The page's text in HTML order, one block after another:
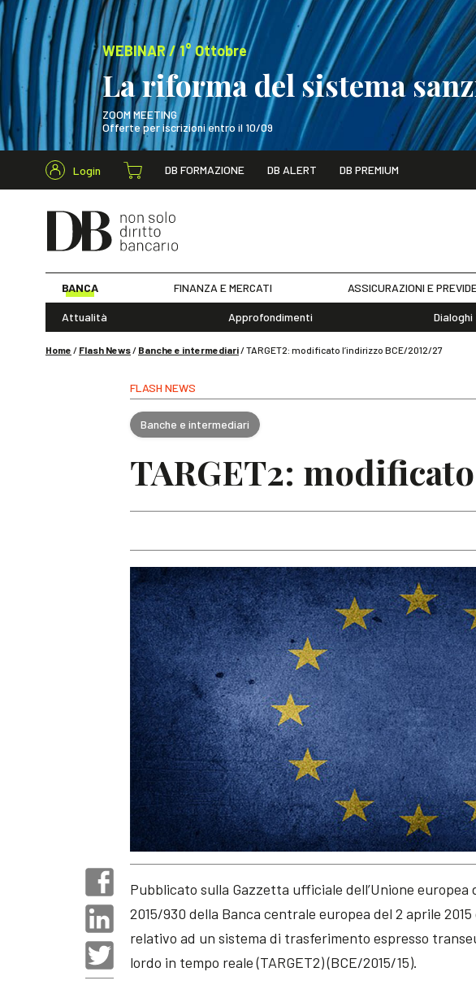
WEBINAR / 1° Ottobre
La riforma del sistema
ZOOM MEETING
Offerte per iscrizioni entro il 10/09
WEBINAR / 1° Ottobre
Login DB FORMAZIONE DB ALERT DB PREMIUM
BANCA FINANZA E MERCATI ASSICURAZIONI E
Attualità Approfondimenti
Dialoghi
Home / Flash News/ Banche e intermediari/TARGET2: modificato l’indirizzo BCE/2012/27
FLASH NEWS
Banche e intermediari
TARGET2:
Pubblicato sulla Gazzetta ufficiale dell’Unione europea
2015/930 della Banca centrale europea del 2 aprile
relativo ad un sistema di trasferimento espresso
lordo in tempo reale (TARGET2) (BCE/2015/15).